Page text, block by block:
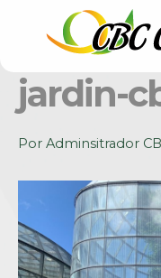
jardin-
Por Adminsitrador